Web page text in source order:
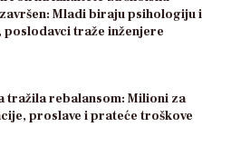
Mladi biraju psihologiju i
poslodavci traže inženjere
tražila rebalansom: Milioni za
proslave i prateće troškove